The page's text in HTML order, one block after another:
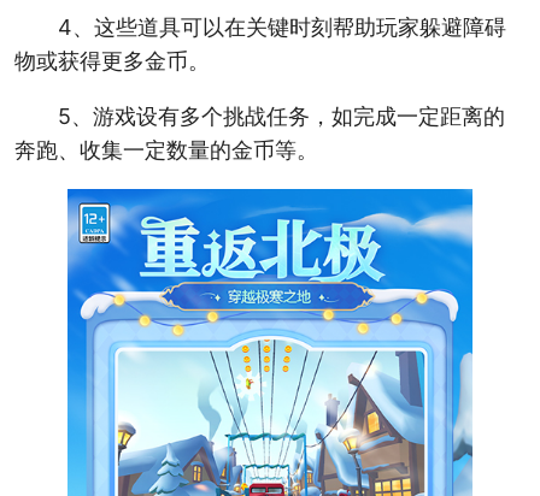
4、这些道具可以在关键时刻帮助玩家躲避障碍
物或获得更多金币。
5、游戏设有多个挑战任务，如完成一定距离的
奔跑、收集一定数量的金币等。